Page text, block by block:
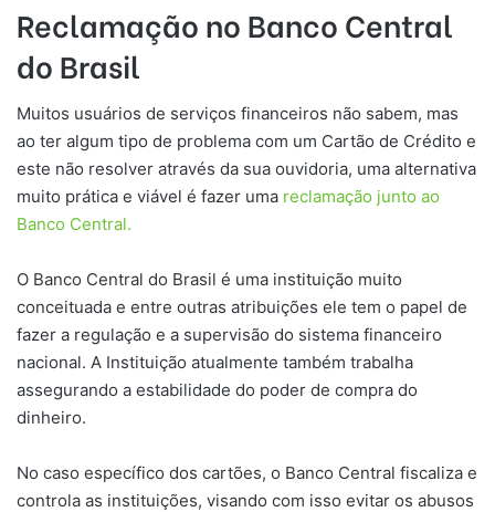
Reclamação no Banco Central
do Brasil
Muitos usuários de serviços financeiros não sabem, mas
ao ter algum tipo de problema com um Cartão de Crédito e
este não resolver através da sua ouvidoria, uma alternativa
muito prática e viável é fazer uma reclamação junto ao
Banco Central.
O Banco Central do Brasil é uma instituição muito
conceituada e entre outras atribuições ele tem o papel de
fazer a regulação e a supervisão do sistema financeiro
nacional. A Instituição atualmente também trabalha
assegurando a estabilidade do poder de compra do
dinheiro.
No caso específico dos cartões, o Banco Central fiscaliza e
controla as instituições, visando com isso evitar os abusos